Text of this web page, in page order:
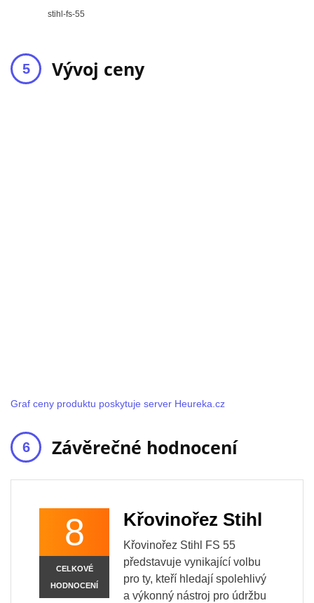
stihl-fs-55
Vývoj ceny
Graf ceny produktu poskytuje server Heureka.cz
Závěrečné hodnocení
8
CELKOVÉ
HODNOCENÍ
Křovinořez Stihl
Křovinořez Stihl FS 55
představuje vynikající volbu
pro ty, kteří hledají spolehlivý
a výkonný nástroj pro údržbu